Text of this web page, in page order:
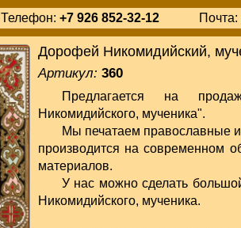
Телефон: +7 926 852-32-12 Почта:
Дорофей Никомидийский,
Артикул: 360
Предлагается на
Никомидийского, мученика".
Мы печатаем православные
производится на современном
материалов.
У нас можно сделать
Никомидийского, мученика.